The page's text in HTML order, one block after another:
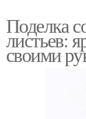
Поделка
листьев:
своими